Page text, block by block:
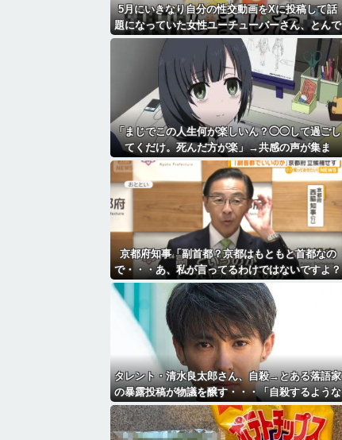
5月にいきなり自分の性交動画をXに投稿して話
題になっていた女性ユーチューバーさん、とんで
もないことになっていた・・・
「まじでこの人生何が楽しいん？◯◯して過ごし
てくだけ。死んだ方が楽」→共感の声が集ま
る・・
京都府知事「副首都？京都はもともと首都なの
で・・・あ、私が言ってるわけではないですよ？
（笑）」
タレント・清水良太郎さん、自殺→とある落語家
の暴露投稿が物議を醸す・・・「自殺するような
奴に◯◯されたんだね俺は」